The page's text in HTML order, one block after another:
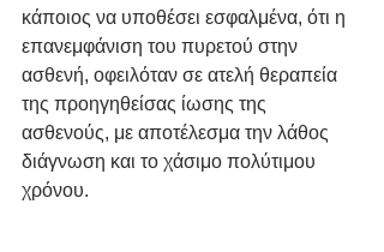
κάποιος να υποθέσει εσφαλμένα, ότι η
επανεμφάνιση του πυρετού στην
ασθενή, οφειλόταν σε ατελή θεραπεία
της προηγηθείσας ίωσης της
ασθενούς, με αποτέλεσμα την λάθος
διάγνωση και το χάσιμο πολύτιμου
χρόνου.